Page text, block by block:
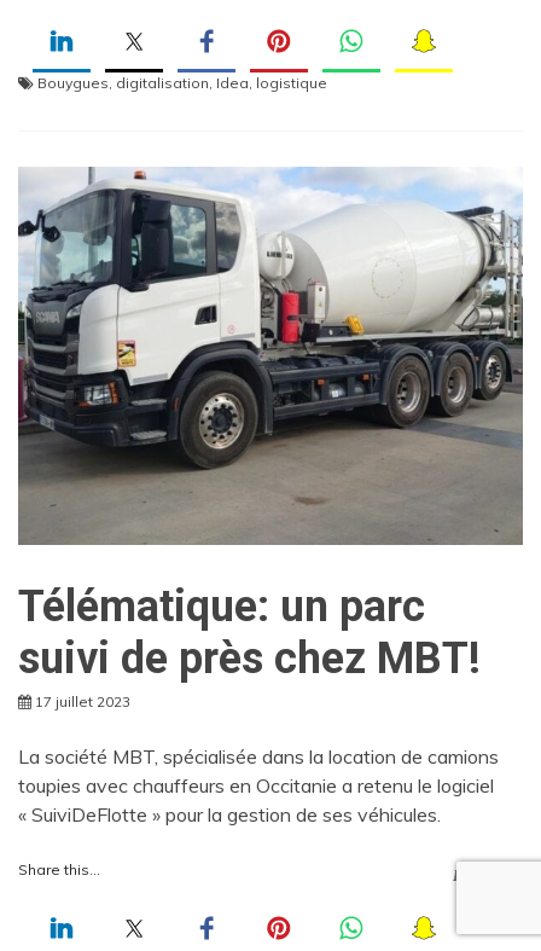
Bouygues digitalisation Idea logistique
Télématique: un parc
suivi de près chez MBT!
17 juillet 2023
La société MBT, spécialisée dans la location de camions
toupies avec chauffeurs en Occitanie a retenu le logiciel
« SuiviDeFlotte » pour la gestion de ses véhicules.
Share this... LIRE +